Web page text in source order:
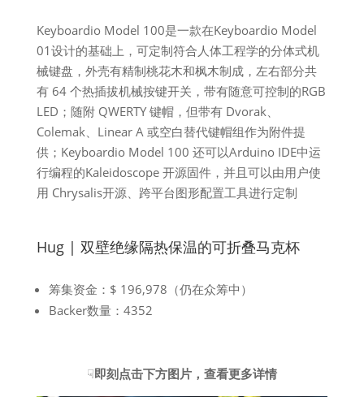
Keyboardio Model 100是一款在Keyboardio Model
01设计的基础上，可定制符合人体工程学的分体式机
械键盘，外壳有精制桃花木和枫木制成，左右部分共
有 64 个热插拔机械按键开关，带有随意可控制的RGB
LED；随附 QWERTY 键帽，但带有 Dvorak、
Colemak、Linear A 或空白替代键帽组作为附件提
供；Keyboardio Model 100 还可以Arduino IDE中运
行编程的Kaleidoscope 开源固件，并且可以由用户使
用 Chrysalis开源、跨平台图形配置工具进行定制
Hug | 双壁绝缘隔热保温的可折叠马克杯
筹集资金：$ 196,978（仍在众筹中）
Backer数量：4352
☟即刻点击下方图片，查看更多详情